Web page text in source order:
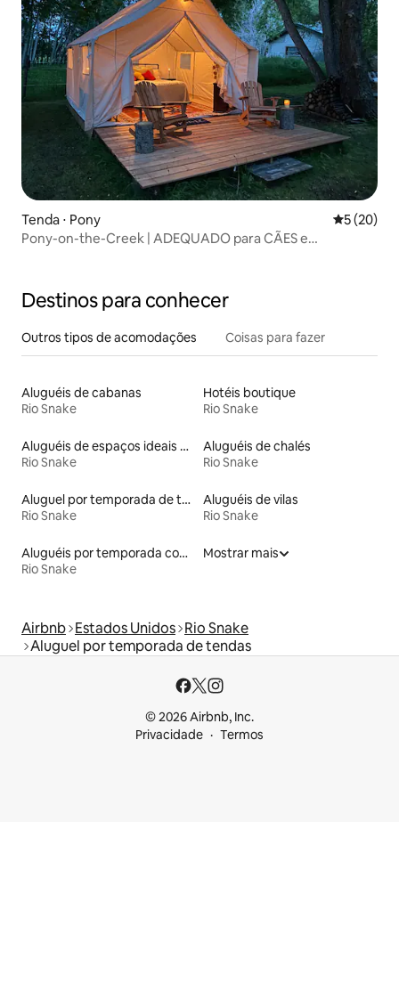
Tenda ⋅ Pony 5 de uma
5 (20)
Pony-on-the-Creek | ADEQUADO para CÃES e
Destinos para conhecer
Outros tipos de acomodações Coisas para fazer
Aluguéis de cabanas
Rio Snake
Hotéis boutique
Rio Snake
Aluguéis de espaços ideais para famílias
Rio Snake
Aluguéis de chalés
Rio Snake
Aluguel por temporada de tendas tipi
Rio Snake
Aluguéis de vilas
Rio Snake
Aluguéis por temporada com acesso à praia
Rio Snake
Mostrar mais
Airbnb Estados Unidos Rio Snake
Aluguel por temporada de tendas
© 2026 Airbnb, Inc.
Privacidade
Termos